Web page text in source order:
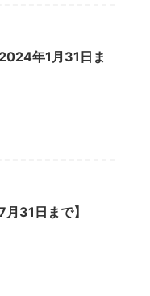
年1月31日ま
31日まで】